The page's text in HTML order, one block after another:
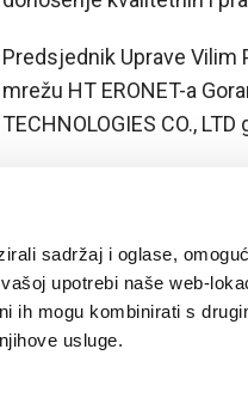
sadržaj i oglase,
upotrebi naše web-
ih mogu kombinirati s
usluge.
Predsjednik Uprave Vilim
mrežu HT ERONET-a
TECHNOLOGIES CO.,